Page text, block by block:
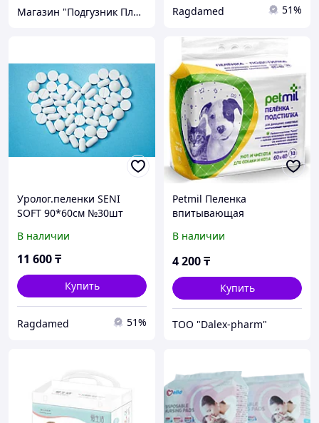
Магазин "Подгузник Плюс" Ragdamed 51%
Уролог.пеленки SENI
SOFT 90*60см №30шт
В наличии
11 600₸
Купить
Ragdamed 51%
Petmil Пеленка
впитывающая
Для животных по 30 шт.
В наличии
4 200₸
Купить
ТОО "Dalex-pharm"